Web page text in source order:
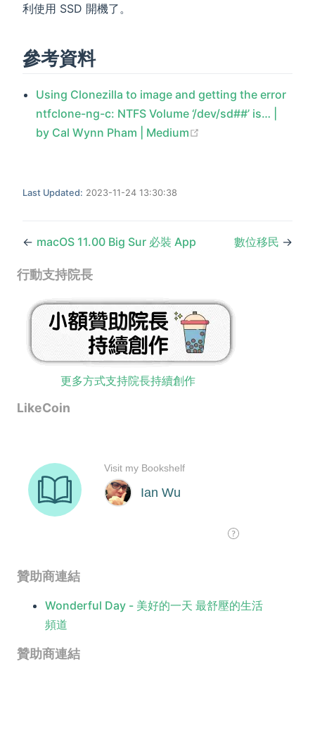
利使用 SSD 開機了。
參考資料
Using Clonezilla to image and getting the error
ntfclone-ng-c: NTFS Volume ‘/dev/sd##’ is… |
by Cal Wynn Pham | Medium
Last Updated: 2023-11-24 13:30:38
← macOS 11.00 Big Sur 必裝 App 數位移民 →
行動支持院長
更多方式支持院長持續創作
LikeCoin
贊助商連結
Wonderful Day - 美好的一天 最舒壓的生活
頻道
贊助商連結